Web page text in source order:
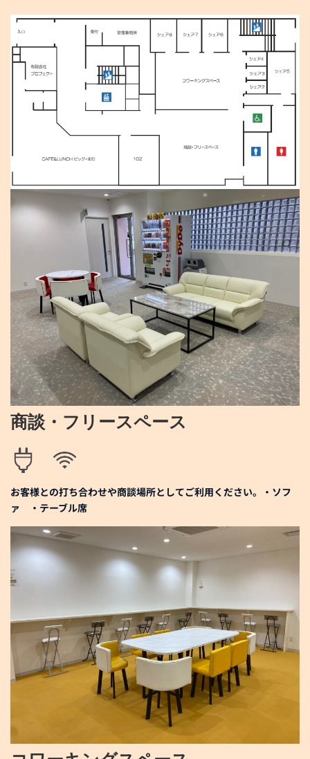
商談・フリースペース
お客様との打ち合わせや商談場所としてご利用ください。・ソフ
ァ ・テーブル席